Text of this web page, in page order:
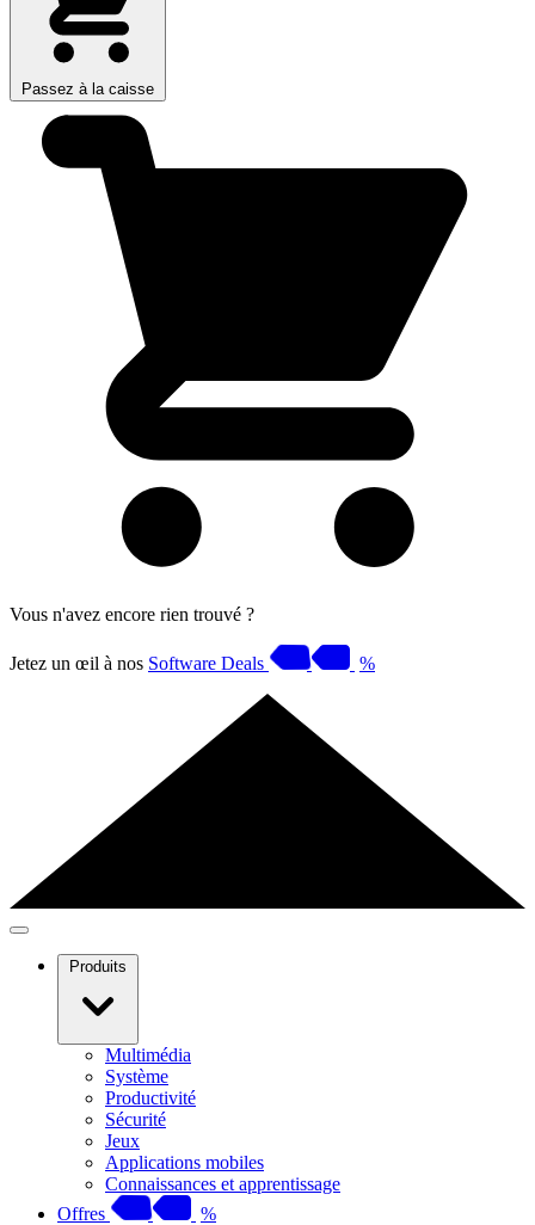
Passez à la caisse
Vous n'avez encore rien trouvé ?
Jetez un œil à nos Software Deals %
Produits
Multimédia
Système
Productivité
Sécurité
Jeux
Applications mobiles
Connaissances et apprentissage
Offres
%